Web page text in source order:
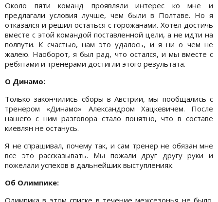
Около пяти команд проявляли интерес ко мне и
предлагали условия лучше, чем были в Полтаве. Но я
отказался и решил остаться с горожанами. Хотел достичь
вместе с этой командой поставленной цели, а не идти на
полпути. К счастью, нам это удалось, и я ни о чем не
жалею. Наоборот, я был рад, что остался, и мы вместе с
ребятами и тренерами достигли этого результата.
О Динамо:
Только закончились сборы в Австрии, мы пообщались с
тренером «Динамо» Александром Хацкевичем. После
нашего с ним разговора стало понятно, что в составе
киевлян не останусь.
Я не спрашивал, почему так, и сам тренер не обязан мне
все это рассказывать. Мы пожали друг другу руки и
пожелали успехов в дальнейших выступлениях.
Об Олимпике: